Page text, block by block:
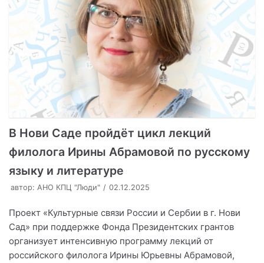
В Нови Саде пройдёт цикл лекций
филолога Ирины Абрамовой по русскому
языку и литературе
автор: АНО КПЦ "Люди" 02.12.2025
Проект «Культурные связи России и Сербии в г. Нови
Сад» при поддержке Фонда Президентских грантов
организует интенсивную программу лекций от
российского филолога Ирины Юрьевны Абрамовой,